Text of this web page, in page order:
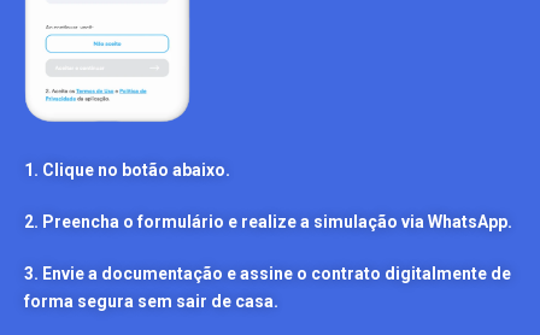
1. Clique no botão abaixo.
2. Preencha o formulário e realize a simulação via WhatsApp.
3. Envie a documentação e assine o contrato digitalmente de
forma segura sem sair de casa.